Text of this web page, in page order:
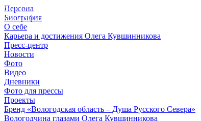
Персона
Биография
О себе
Карьера и достижения Олега Кувшинникова
Пресс-центр
Новости
Фото
Видео
Дневники
Фото для прессы
Проекты
Бренд «Вологодская область – Душа Русского Севера»
Вологодчина глазами Олега Кувшинникова
© 2012 - 2023,
КУВШИННИКОВ О.А.